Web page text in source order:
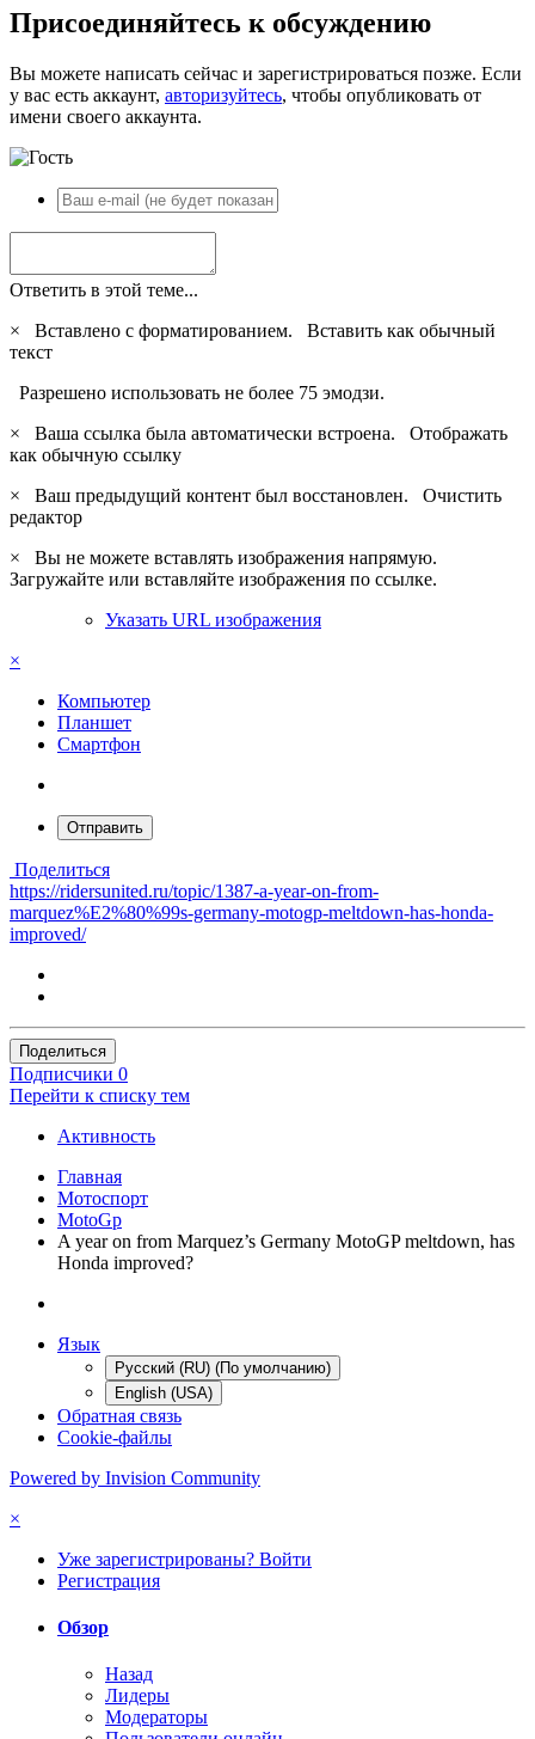
Присоединяйтесь к обсуждению
Вы можете написать сейчас и зарегистрироваться позже. Если
у вас есть аккаунт, авторизуйтесь, чтобы опубликовать от
имени своего аккаунта.
Ответить в этой теме...
×
Вставлено с форматированием. Вставить как обычный
текст
Разрешено использовать не более 75 эмодзи.
×
Ваша ссылка была автоматически встроена. Отображать
как обычную ссылку
×
Ваш предыдущий контент был восстановлен. Очистить
редактор
×
Вы не можете вставлять изображения напрямую.
Загружайте или вставляйте изображения по ссылке.
Указать URL изображения
×
Компьютер
Планшет
Смартфон
Отправить
Поделиться
https://ridersunited.ru/topic/1387-a-year-on-from-
marquez%E2%80%99s-germany-motogp-meltdown-has-honda-
improved/
Поделиться
Подписчики 0
Перейти к списку тем
Активность
Главная
Мотоспорт
MotoGp
A year on from Marquez’s Germany MotoGP meltdown, has
Honda improved?
Язык
Русский (RU) (По умолчанию)
English (USA)
Обратная связь
Cookie-файлы
Powered by Invision Community
×
Уже зарегистрированы? Войти
Регистрация
Обзор
Назад
Лидеры
Модераторы